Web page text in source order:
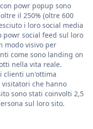
powr popup sono
il 250% (oltre 600
i loro social media
social feed sul loro
modo visivo per
come sono landing on
nella vita reale.
clienti un'ottima
che hanno
sono stati coinvolti 2,5
sul loro sito.